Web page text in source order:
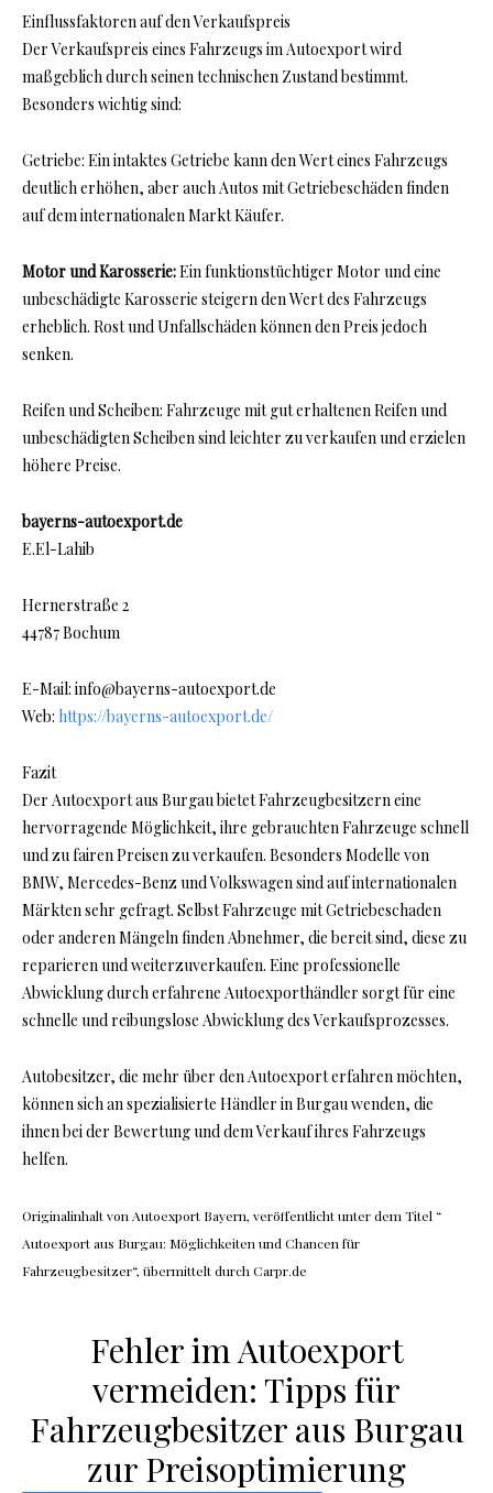
Einflussfaktoren auf den Verkaufspreis
Der Verkaufspreis eines Fahrzeugs im Autoexport wird
maßgeblich durch seinen technischen Zustand bestimmt.
Besonders wichtig sind:
Getriebe: Ein intaktes Getriebe kann den Wert eines Fahrzeugs
deutlich erhöhen, aber auch Autos mit Getriebeschäden finden
auf dem internationalen Markt Käufer.
Motor und Karosserie:Ein funktionstüchtiger Motor und eine
unbeschädigte Karosserie steigern den Wert des Fahrzeugs
erheblich. Rost und Unfallschäden können den Preis jedoch
senken.
Reifen und Scheiben: Fahrzeuge mit gut erhaltenen Reifen und
unbeschädigten Scheiben sind leichter zu verkaufen und erzielen
höhere Preise.
bayerns-autoexport.de
E.El-Lahib
Hernerstraße 2
44787 Bochum
E-Mail: info@bayerns-autoexport.de
Web: https://bayerns-autoexport.de/
Fazit
Der Autoexport aus Burgau bietet Fahrzeugbesitzern eine
hervorragende Möglichkeit, ihre gebrauchten Fahrzeuge schnell
und zu fairen Preisen zu verkaufen. Besonders Modelle von
BMW, Mercedes-Benz und Volkswagen sind auf internationalen
Märkten sehr gefragt. Selbst Fahrzeuge mit Getriebeschaden
oder anderen Mängeln finden Abnehmer, die bereit sind, diese zu
reparieren und weiterzuverkaufen. Eine professionelle
Abwicklung durch erfahrene Autoexporthändler sorgt für eine
schnelle und reibungslose Abwicklung des Verkaufsprozesses.
Autobesitzer, die mehr über den Autoexport erfahren möchten,
können sich an spezialisierte Händler in Burgau wenden, die
ihnen bei der Bewertung und dem Verkauf ihres Fahrzeugs
helfen.
Originalinhalt von Autoexport Bayern, veröffentlicht unter dem Titel “
Autoexport aus Burgau: Möglichkeiten und Chancen für
Fahrzeugbesitzer“, übermittelt durch Carpr.de
Fehler im Autoexport
vermeiden: Tipps für
Fahrzeugbesitzer aus Burgau
zur Preisoptimierung